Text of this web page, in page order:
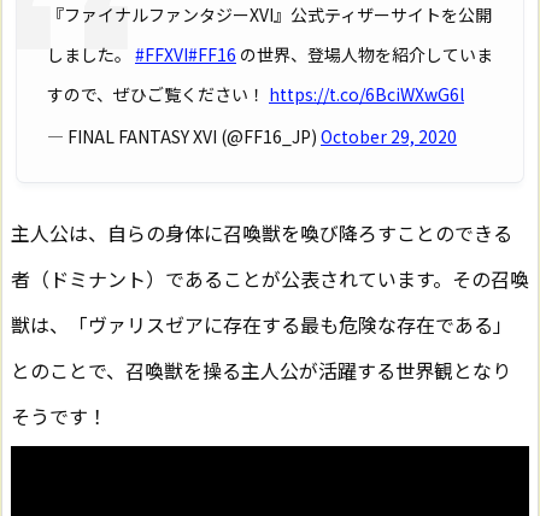
『ファイナルファンタジーXVI』公式ティザーサイトを公開
しました。 #FFXVI#FF16 の世界、登場人物を紹介していま
すので、ぜひご覧ください！ https://t.co/6BciWXwG6l
— FINAL FANTASY XVI (@FF16_JP) October 29, 2020
主人公は、自らの身体に召喚獣を喚び降ろすことのできる
者（ドミナント）であることが公表されています。その召喚
獣は、「ヴァリスゼアに存在する最も危険な存在である」
とのことで、召喚獣を操る主人公が活躍する世界観となり
そうです！